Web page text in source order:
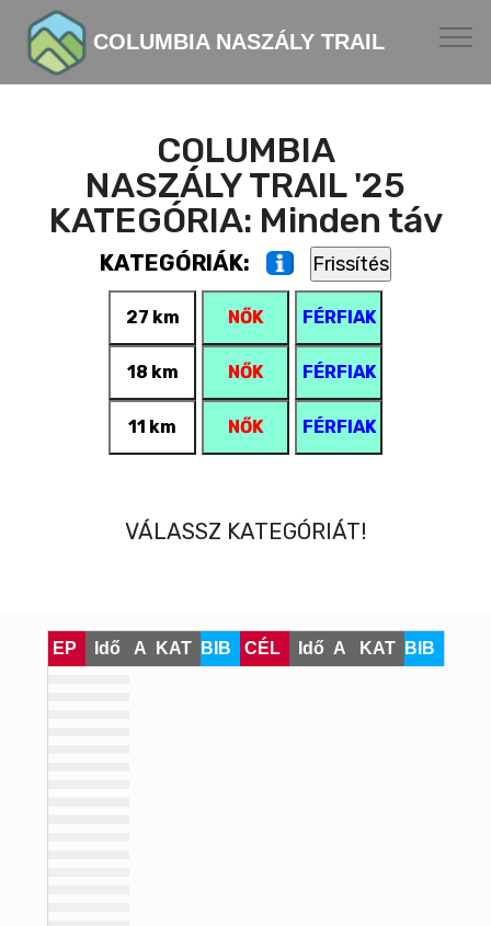
COLUMBIA NASZÁLY TRAIL
COLUMBIA
NASZÁLY TRAIL '25
KATEGÓRIA: Minden táv
KATEGÓRIÁK:
27 km NŐK FÉRFIAK
18 km NŐK FÉRFIAK
11 km NŐK FÉRFIAK
VÁLASSZ KATEGÓRIÁT!
EP Idő A KAT BIB CÉL Idő A KAT BIB